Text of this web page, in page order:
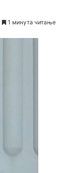
1 минута читање